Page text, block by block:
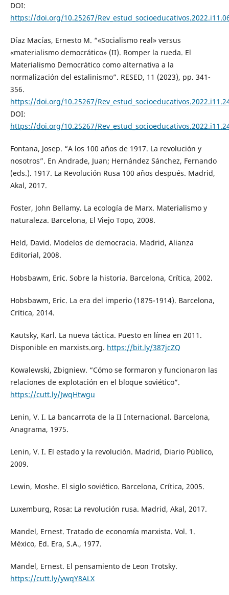
DOI:
https://doi.org/10.25267/
Díaz Macías, Ernesto M. “«Socialismo real» versus
«materialismo democrático» (II). Romper la rueda. El
Materialismo Democrático como alternativa a la
normalización del estalinismo”. RESED, 11 (2023), pp. 341-
356.
https://doi.org/10.25267/
DOI:
https://doi.org/10.25267/
Fontana, Josep. “A los 100 años de 1917. La revolución y
nosotros”. En Andrade, Juan; Hernández Sánchez, Fernando
(eds.). 1917. La Revolución Rusa 100 años después. Madrid,
Akal, 2017.
Foster, John Bellamy. La ecología de Marx. Materialismo y
naturaleza. Barcelona, El Viejo Topo, 2008.
Held, David. Modelos de democracia. Madrid, Alianza
Editorial, 2008.
Hobsbawm, Eric. Sobre la historia. Barcelona, Crítica, 2002.
Hobsbawm, Eric. La era del imperio (1875-1914). Barcelona,
Crítica, 2014.
Kautsky, Karl. La nueva táctica. Puesto en línea en 2011.
Disponible en marxists.org. https://bit.ly/387jcZQ
Kowalewski, Zbigniew. “Cómo se formaron y funcionaron las
relaciones de explotación en el bloque soviético”.
https://cutt.ly/JwqHtwgu
Lenin, V. I. La bancarrota de la II Internacional. Barcelona,
Anagrama, 1975.
Lenin, V. I. El estado y la revolución. Madrid, Diario Público,
2009.
Lewin, Moshe. El siglo soviético. Barcelona, Crítica, 2005.
Luxemburg, Rosa: La revolución rusa. Madrid, Akal, 2017.
Mandel, Ernest. Tratado de economía marxista. Vol. 1.
México, Ed. Era, S.A., 1977.
Mandel, Ernest. El pensamiento de Leon Trotsky.
https://cutt.ly/ywqY8ALX